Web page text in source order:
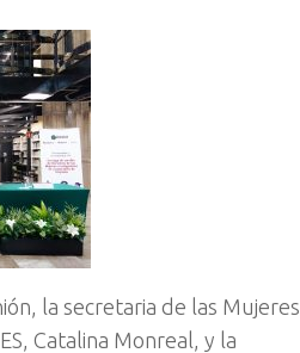
la secretaria de las Mujeres,
Catalina Monreal, y la